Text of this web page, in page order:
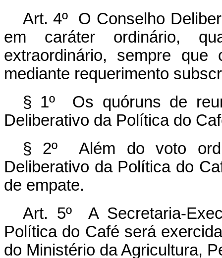
Art. 4º O Conselho
em caráter ordinário,
extraordinário, sempre
mediante requerimento
§ 1º Os quóruns de
Deliberativo da Política do
§ 2º Além do voto
Deliberativo da Política do
de empate.
Art. 5º A Secretaria-
Política do Café será
do Ministério da Agricultura,